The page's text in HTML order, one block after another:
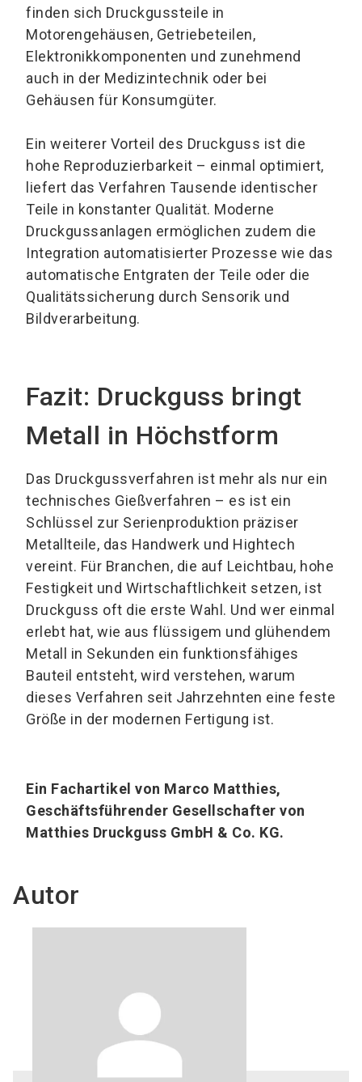
finden sich Druckgussteile in
Motorengehäusen, Getriebeteilen,
Elektronikkomponenten und zunehmend
auch in der Medizintechnik oder bei
Gehäusen für Konsumgüter.
Ein weiterer Vorteil des Druckguss ist die
hohe Reproduzierbarkeit – einmal optimiert,
liefert das Verfahren Tausende identischer
Teile in konstanter Qualität. Moderne
Druckgussanlagen ermöglichen zudem die
Integration automatisierter Prozesse wie das
automatische Entgraten der Teile oder die
Qualitätssicherung durch Sensorik und
Bildverarbeitung.
Fazit: Druckguss bringt
Metall in Höchstform
Das Druckgussverfahren ist mehr als nur ein
technisches Gießverfahren – es ist ein
Schlüssel zur Serienproduktion präziser
Metallteile, das Handwerk und Hightech
vereint. Für Branchen, die auf Leichtbau, hohe
Festigkeit und Wirtschaftlichkeit setzen, ist
Druckguss oft die erste Wahl. Und wer einmal
erlebt hat, wie aus flüssigem und glühendem
Metall in Sekunden ein funktionsfähiges
Bauteil entsteht, wird verstehen, warum
dieses Verfahren seit Jahrzehnten eine feste
Größe in der modernen Fertigung ist.
Ein Fachartikel von Marco Matthies,
Geschäftsführender Gesellschafter von
Matthies Druckguss GmbH & Co. KG.
Autor